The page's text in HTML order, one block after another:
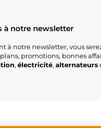
à notre newsletter
à notre newsletter, vous
promotions, bonnes
, électricité, alternateurs